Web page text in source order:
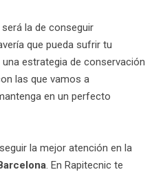
la de conseguir
que pueda sufrir tu
estrategia de conservación
las que vamos a
en un perfecto
la mejor atención en la
. En Rapitecnic te